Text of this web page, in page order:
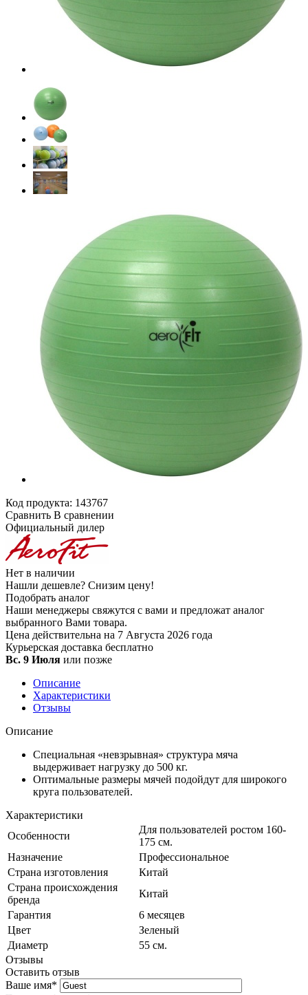
Код продукта: 143767
Сравнить В сравнении
Официальный дилер
Нет в наличии
Нашли дешевле? Снизим цену!
Подобрать аналог
Наши менеджеры свяжутся с вами и предложат аналог
выбранного Вами товара.
Цена действительна на 7 Августа 2026 года
Курьерская доставка бесплатно
Вс. 9 Июля или позже
Описание
Характеристики
Отзывы
Описание
Специальная «невзрывная» структура мяча
выдерживает нагрузку до 500 кг.
Оптимальные размеры мячей подойдут для широкого
круга пользователей.
Характеристики
Особенности
Для пользователей ростом 160-
175 см.
Назначение
Профессиональное
Страна изготовления
Китай
Страна происхождения
бренда
Китай
Гарантия
6 месяцев
Цвет
Зеленый
Диаметр
55 см.
Отзывы
Оставить отзыв
Ваше имя*